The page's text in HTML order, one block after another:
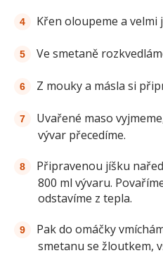
Křen oloupeme a velmi
Ve smetaně
Z mouky a másla si
Uvařené maso
vývar přecedíme.
Připravenou jíšku
800 ml vývaru.
odstavíme z tepla.
Pak do omáčky
smetanu se žloutkem,